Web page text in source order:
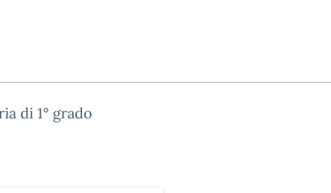
di 1° grado